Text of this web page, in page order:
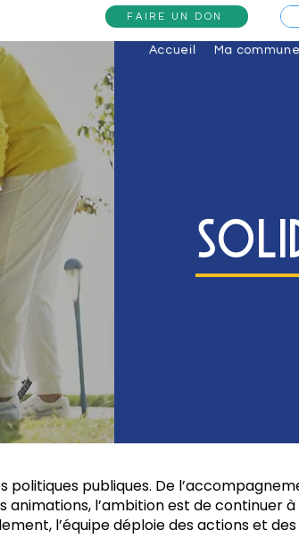
FAIRE UN DON
Accueil Ma commune
politiques publiques. De
animations, l’ambition est de continuer
l’équipe déploie des actions et